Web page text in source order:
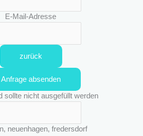
E-Mail-Adresse
zurück
Anfrage absenden
sollte nicht ausgefüllt werden